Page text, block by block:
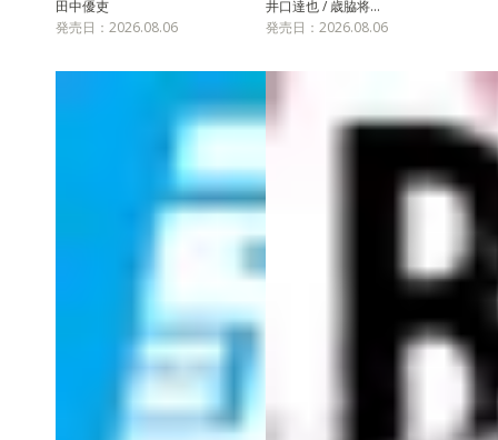
田中優吏
発売日：2026.08.06
井口達也 / 歳脇将…
発売日：2026.08.06